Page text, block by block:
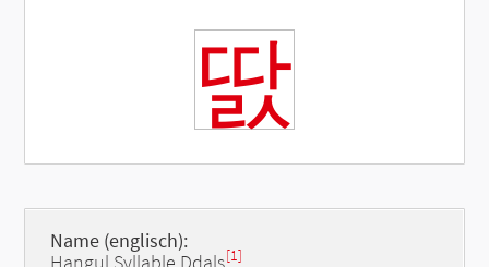
딼
Name (englisch):
[1]